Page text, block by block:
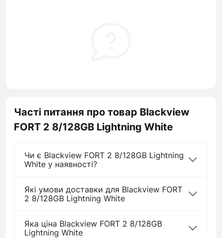
Часті питання про товар Blackview
FORT 2 8/128GB Lightning White
Чи є Blackview FORT 2 8/128GB Lightning
White у наявності?
Які умови доставки для Blackview FORT
2 8/128GB Lightning White
Яка ціна Blackview FORT 2 8/128GB
Lightning White